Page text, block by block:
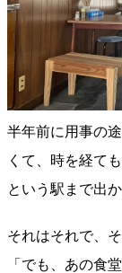
半年前に用事の
くて、時を経て
という駅まで出
それはそれで、
「でも、あの食